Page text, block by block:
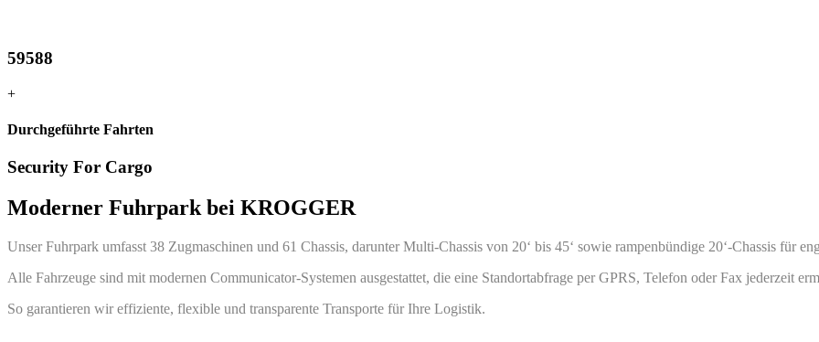
59588
+
Durchgeführte Fahrten
Security For Cargo
Moderner Fuhrpark bei KROGGER
Unser Fuhrpark umfasst 38 Zugmaschinen und 61 Chassis, darunter Multi-Chassis von 20‘ bis 45‘ sowie rampenbündige 20‘-Chassis für
Alle Fahrzeuge sind mit modernen Communicator-Systemen ausgestattet, die eine Standortabfrage per GPRS, Telefon oder Fax jederzeit
So garantieren wir effiziente, flexible und transparente Transporte für Ihre Logistik.